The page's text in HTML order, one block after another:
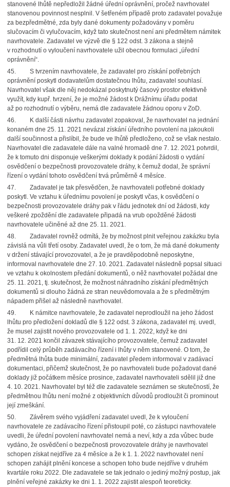
stanovené lhůtě nepředložil žádné úřední oprávnění, pročež navrhovatel
stanovenou povinnost nesplnil. V šetřeném případě proto zadavatel považuje
za bezpředmětné, zda byly dané dokumenty požadovány v poměru
slučovacím či vylučovacím, když tato skutečnost není ani předmětem námitek
navrhovatele. Zadavatel ve výzvě dle § 122 odst. 3 zákona a stejně
v rozhodnutí o vyloučení navrhovatele užil obecnou formulaci „úřední
oprávnění“.
45. S tvrzením navrhovatele, že zadavatel pro získání potřebných
oprávnění poskytl dodavatelům dostatečnou lhůtu, zadavatel souhlasí.
Navrhovatel však dle něj nedokázal poskytnutý časový prostor efektivně
využít, kdy kupř. tvrzení, že je možné žádost k Drážnímu úřadu podat
až po rozhodnutí o výběru, nemá dle zadavatele žádnou oporu v ZoD.
46. K další části návrhu zadavatel zopakoval, že navrhovatel na jednání
konaném dne 25. 11. 2021 nevázal získání úředního povolení na jakoukoli
další součinnost a přislíbil, že bude ve lhůtě předloženo, což se však nestalo.
Navrhovatel dle zadavatele dále na valné hromadě dne 7. 12. 2021 potvrdil,
že k tomuto dni disponuje veškerými doklady k podání žádosti o vydání
osvědčení o bezpečnosti provozovatele dráhy, k čemuž dodal, že správní
řízení o vydání tohoto osvědčení trvá průměrně 4 měsíce.
47. Zadavatel je tak přesvědčen, že navrhovateli potřebné doklady
poskytl. Ve vztahu k úřednímu povolení je poskytl včas, k osvědčení o
bezpečnosti provozovatele dráhy pak v řádu jednotek dní od žádosti, kdy
veškeré zpoždění dle zadavatele připadá na vrub opožděné žádosti
navrhovatele učiněné až dne 25. 11. 2021.
48. Zadavatel rovněž odmítá, že by možnost plnit veřejnou zakázku byla
závislá na vůli třetí osoby. Zadavatel uvedl, že o tom, že má dané dokumenty
v držení stávající provozovatel, a že je pravděpodobně neposkytne,
informoval navrhovatele dne 27. 10. 2021. Zadavatel následně popsal situaci
ve vztahu k okolnostem předání dokumentů, o něž navrhovatel požádal dne
25. 11. 2021, tj. skutečnost, že možnost náhradního získání předmětných
dokumentů si dlouho žádná ze stran neuvědomovala a že s předmětným
nápadem přišel až následně navrhovatel.
49. K námitce navrhovatele, že zadavatel neprodloužil na jeho žádost
lhůtu pro předložení dokladů dle § 122 odst. 3 zákona, zadavatel mj. uvedl,
že musel zajistit nového provozovatele od 1. 1. 2022, když ke dni
31. 12. 2021 končil závazek stávajícího provozovatele, čemuž zadavatel
podřídil celý průběh zadávacího řízení i lhůty v něm stanovené. O tom, že
předmětná lhůta bude minimální, zadavatel předem informoval v zadávací
dokumentaci, přičemž skutečnost, že po navrhovateli bude požadovat dané
doklady již počátkem měsíce prosince, zadavatel navrhovateli sdělil již dne
4. 10. 2021. Navrhovatel byl též dle zadavatele seznámen se skutečností, že
předmětnou lhůtu není možné z objektivních důvodů prodloužit či prominout
její zmeškání.
50. Závěrem svého vyjádření zadavatel uvedl, že k vyloučení
navrhovatele ze zadávacího řízení přistoupil poté, co zástupci navrhovatele
uvedli, že úřední povolení navrhovatel nemá a neví, kdy a zda vůbec bude
vydáno, že osvědčení o bezpečnosti provozovatele dráhy je navrhovatel
schopen získat nejdříve za 4 měsíce a že k 1. 1. 2022 navrhovatel není
schopen zahájit plnění koncese a schopen toho bude nejdříve v druhém
kvartále roku 2022. Dle zadavatele se tak jednalo o jediný možný postup, jak
plnění veřejné zakázky ke dni 1. 1. 2022 zajistit alespoň teoreticky.